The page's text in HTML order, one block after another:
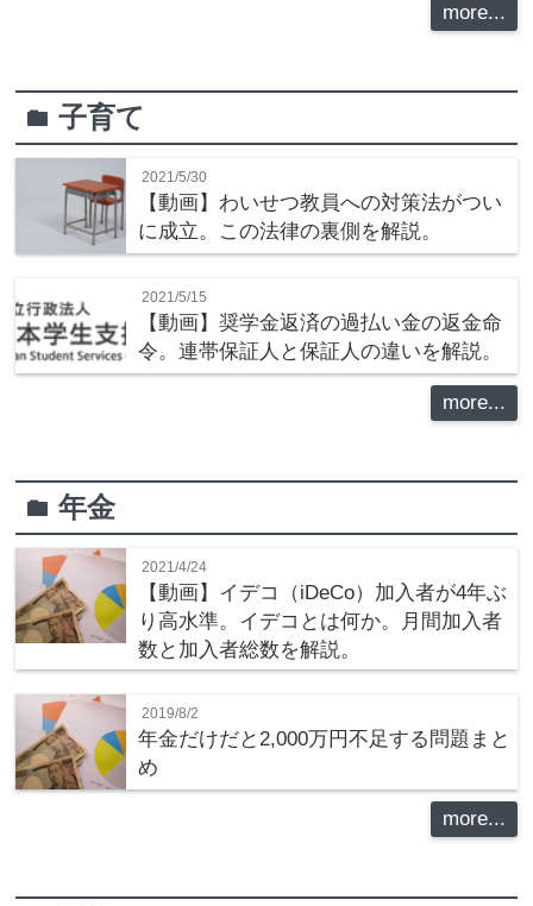
more...
folder子育て
2021/5/30
【動画】わいせつ教員への対策法がつい
に成立。この法律の裏側を解説。
2021/5/15
【動画】奨学金返済の過払い金の返金命
令。連帯保証人と保証人の違いを解説。
more...
folder年金
2021/4/24
【動画】イデコ（iDeCo）加入者が4年ぶ
り高水準。イデコとは何か。月間加入者
数と加入者総数を解説。
2019/8/2
年金だけだと2,000万円不足する問題まと
め
more...